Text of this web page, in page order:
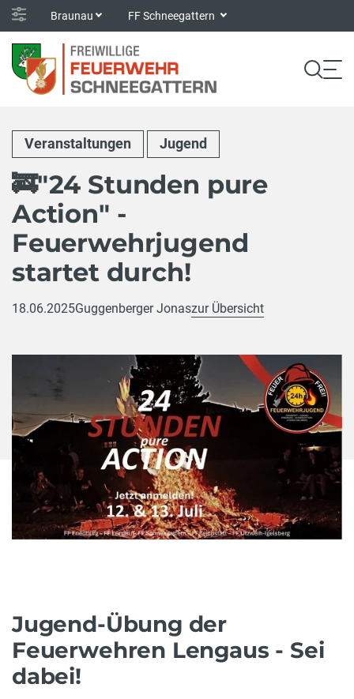
Braunau FF Schneegattern
Veranstaltungen Jugend
🚒"24 Stunden pure
Action" -
Feuerwehrjugend
startet durch!
18.06.2025Guggenberger Jonaszur Übersicht
Jugend-Übung der
Feuerwehren Lengaus - Sei
dabei!